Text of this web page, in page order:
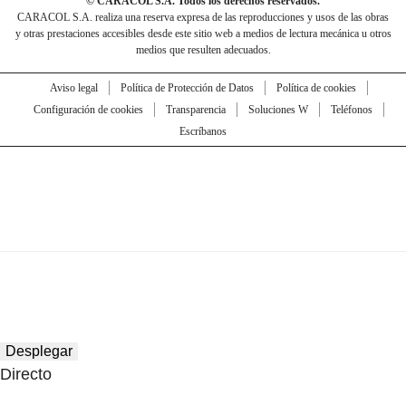
CARACOL S.A. realiza una reserva expresa de las reproducciones y usos de las obras
y otras prestaciones accesibles desde este sitio web a medios de lectura mecánica u otros
medios que resulten adecuados.
Aviso legal Política de Protección de Datos
Política de cookies
Configuración de cookies
Transparencia Soluciones W
Teléfonos
Escríbanos
Desplegar
Directo